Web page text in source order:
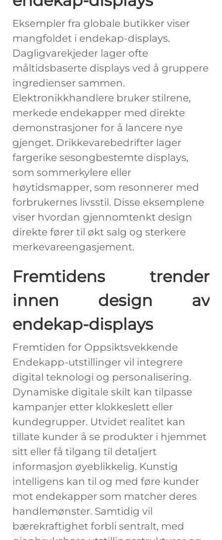
Eksempler fra globale butikker viser
mangfoldet i endekap-displays.
Dagligvarekjeder lager ofte
måltidsbaserte displays ved å gruppere
ingredienser sammen.
Elektronikkhandlere bruker stilrene,
merkede endekapper med direkte
demonstrasjoner for å lancere nye
gjenget. Drikkevarebedrifter lager
fargerike sesongbestemte displays,
som sommerkylere eller
høytidsmapper, som resonnerer med
forbrukernes livsstil. Disse eksemplene
viser hvordan gjennomtenkt design
direkte fører til økt salg og sterkere
merkevareengasjement.
Fremtidens trender
innen design av
endekap-displays
Fremtiden for Oppsiktsvekkende
Endekapp-utstillinger vil integrere
digital teknologi og personalisering.
Dynamiske digitale skilt kan tilpasse
kampanjer etter klokkeslett eller
kundegrupper. Utvidet realitet kan
tillate kunder å se produkter i hjemmet
sitt eller få tilgang til detaljert
informasjon øyeblikkelig. Kunstig
intelligens kan til og med føre kunder
mot endekapper som matcher deres
handlemønster. Samtidig vil
bærekraftighet forbli sentralt, med